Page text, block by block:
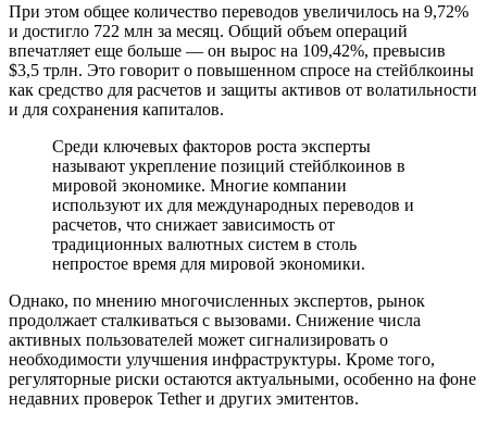
При этом общее количество переводов увеличилось на 9,72%
и достигло 722 млн за месяц. Общий объем операций
впечатляет еще больше — он вырос на 109,42%, превысив
$3,5 трлн. Это говорит о повышенном спросе на стейблкоины
как средство для расчетов и защиты активов от волатильности
и для сохранения капиталов.
Среди ключевых факторов роста эксперты
называют укрепление позиций стейблкоинов в
мировой экономике. Многие компании
используют их для международных переводов и
расчетов, что снижает зависимость от
традиционных валютных систем в столь
непростое время для мировой экономики.
Однако, по мнению многочисленных экспертов, рынок
продолжает сталкиваться с вызовами. Снижение числа
активных пользователей может сигнализировать о
необходимости улучшения инфраструктуры. Кроме того,
регуляторные риски остаются актуальными, особенно на фоне
недавних проверок Tether и других эмитентов.